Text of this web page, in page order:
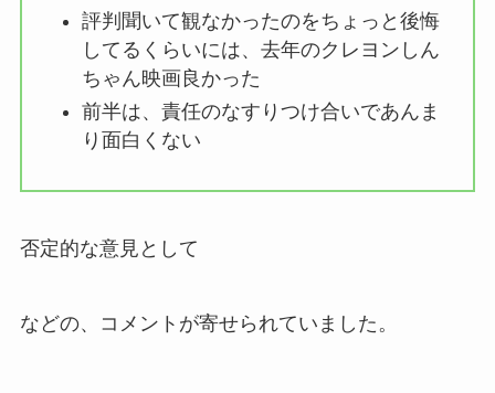
評判聞いて観なかったのをちょっと後悔
してるくらいには、去年のクレヨンしん
ちゃん映画良かった
前半は、責任のなすりつけ合いであんま
り面白くない
否定的な意見として
などの、コメントが寄せられていました。